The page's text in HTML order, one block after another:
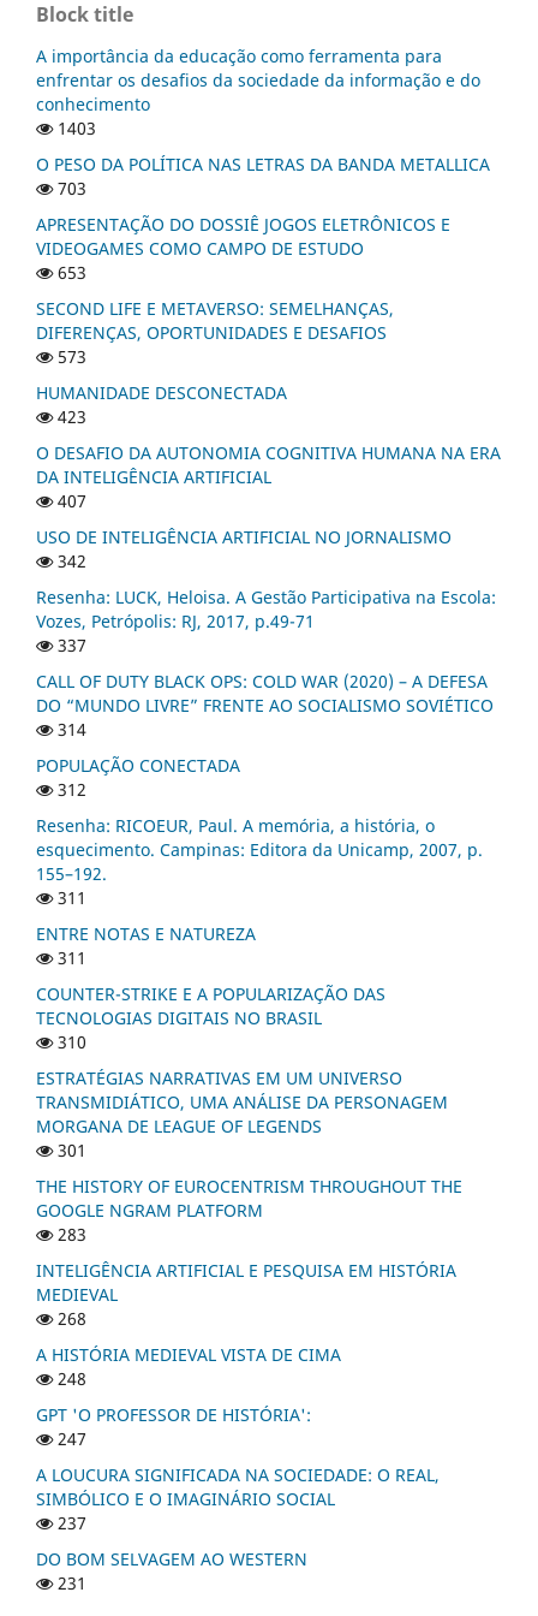
Block title
A importância da educação como ferramenta para
enfrentar os desafios da sociedade da informação e do
conhecimento
1403
O PESO DA POLÍTICA NAS LETRAS DA BANDA METALLICA
703
APRESENTAÇÃO DO DOSSIÊ JOGOS ELETRÔNICOS E
VIDEOGAMES COMO CAMPO DE ESTUDO
653
SECOND LIFE E METAVERSO: SEMELHANÇAS,
DIFERENÇAS, OPORTUNIDADES E DESAFIOS
573
HUMANIDADE DESCONECTADA
423
O DESAFIO DA AUTONOMIA COGNITIVA HUMANA NA ERA
DA INTELIGÊNCIA ARTIFICIAL
407
USO DE INTELIGÊNCIA ARTIFICIAL NO JORNALISMO
342
Resenha: LUCK, Heloisa. A Gestão Participativa na Escola:
Vozes, Petrópolis: RJ, 2017, p.49-71
337
CALL OF DUTY BLACK OPS: COLD WAR (2020) – A DEFESA
DO “MUNDO LIVRE” FRENTE AO SOCIALISMO SOVIÉTICO
314
POPULAÇÃO CONECTADA
312
Resenha: RICOEUR, Paul. A memória, a história, o
esquecimento. Campinas: Editora da Unicamp, 2007, p.
155–192.
311
ENTRE NOTAS E NATUREZA
311
COUNTER-STRIKE E A POPULARIZAÇÃO DAS
TECNOLOGIAS DIGITAIS NO BRASIL
310
ESTRATÉGIAS NARRATIVAS EM UM UNIVERSO
TRANSMIDIÁTICO, UMA ANÁLISE DA PERSONAGEM
MORGANA DE LEAGUE OF LEGENDS
301
THE HISTORY OF EUROCENTRISM THROUGHOUT THE
GOOGLE NGRAM PLATFORM
283
INTELIGÊNCIA ARTIFICIAL E PESQUISA EM HISTÓRIA
MEDIEVAL
268
A HISTÓRIA MEDIEVAL VISTA DE CIMA
248
GPT 'O PROFESSOR DE HISTÓRIA':
247
A LOUCURA SIGNIFICADA NA SOCIEDADE: O REAL,
SIMBÓLICO E O IMAGINÁRIO SOCIAL
237
DO BOM SELVAGEM AO WESTERN
231